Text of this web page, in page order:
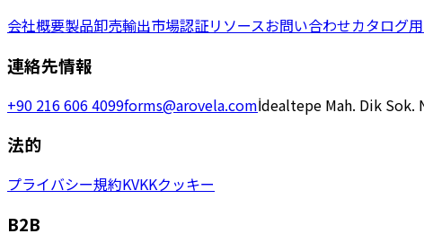
会社概要製品卸売輸出市場認証リソースお問い合わせカタログ
連絡先情報
+90 216 606 4099forms@arovela.comİdealtepe Mah. Dik Sok.
法的
プライバシー規約KVKKクッキー
B2B